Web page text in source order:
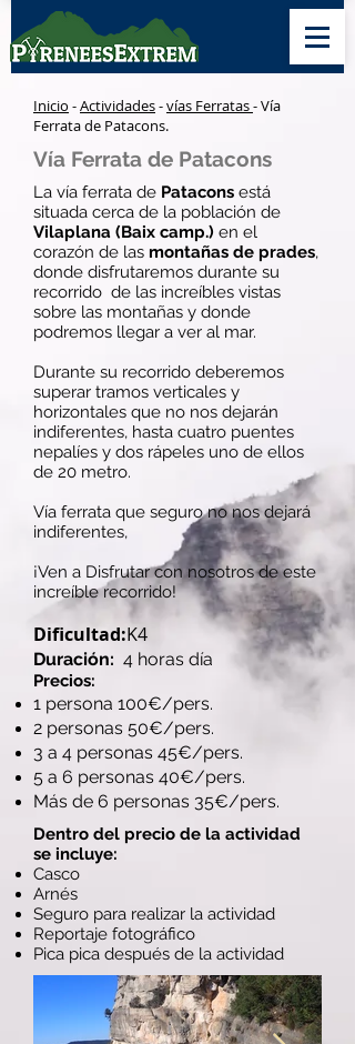
Inicio -Actividades-vías Ferratas- Vía
Ferrata de Patacons.
Vía Ferrata de Patacons
La vía ferrata de Patacons está
situada cerca de la población de
Vilaplana (Baix camp.) en el
corazón de las montañas de prades,
donde disfrutaremos durante su
recorrido de las increíbles vistas
sobre las montañas y donde
podremos llegar a ver al mar.
Durante su recorrido deberemos
superar tramos verticales y
horizontales que no nos dejarán
indiferentes, hasta cuatro puentes
nepalíes y dos rápeles uno de ellos
de 20 metro.
Vía ferrata que seguro no nos dejará
indiferentes,
¡Ven a Disfrutar con nosotros de este
increíble recorrido!
Dificultad:K4
Duración: 4 horas día
​Precios:
1 persona 100€/pers.
2 personas 50€/pers.
3 a 4 personas 45€/pers.
5 a 6 personas 40€/pers.
Más de 6 personas 35€/pers.
Dentro del precio de la actividad
se incluye:
Casco
Arnés
Seguro para realizar la actividad
Reportaje fotográfico
Pica pica después de la actividad